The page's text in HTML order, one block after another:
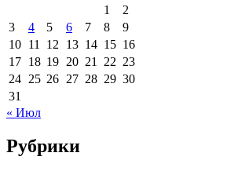
1
2
3
4 5 6 7 8
9
10 11 12 13 14 15 16
17 18 19 20 21 22 23
24 25 26 27 28 29 30
31
« Июл
Рубрики